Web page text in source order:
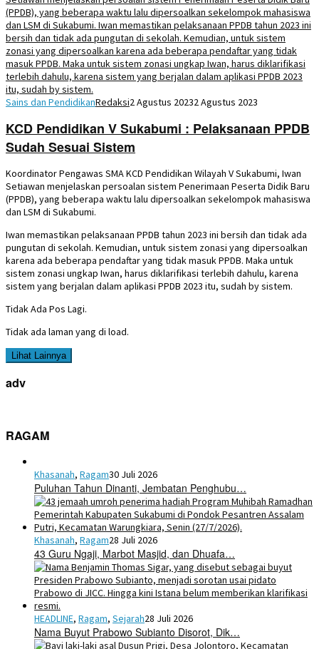
Sains dan PendidikanRedaksi2 Agustus 20232 Agustus 2023
KCD Pendidikan V Sukabumi : Pelaksanaan PPDB
Sudah Sesuai Sistem
Koordinator Pengawas SMA KCD Pendidikan Wilayah V Sukabumi, Iwan
Setiawan menjelaskan persoalan sistem Penerimaan Peserta Didik Baru
(PPDB), yang beberapa waktu lalu dipersoalkan sekelompok mahasiswa
dan LSM di Sukabumi.
Iwan memastikan pelaksanaan PPDB tahun 2023 ini bersih dan tidak ada
pungutan di sekolah. Kemudian, untuk sistem zonasi yang dipersoalkan
karena ada beberapa pendaftar yang tidak masuk PPDB. Maka untuk
sistem zonasi ungkap Iwan, harus diklarifikasi terlebih dahulu, karena
sistem yang berjalan dalam aplikasi PPDB 2023 itu, sudah by sistem.
Tidak Ada Pos Lagi.
Tidak ada laman yang di load.
Lihat Lainnya
adv
RAGAM
Khasanah, Ragam30 Juli 2026
Puluhan Tahun Dinanti, Jembatan Penghubu…
Khasanah, Ragam28 Juli 2026
43 Guru Ngaji, Marbot Masjid, dan Dhuafa…
HEADLINE, Ragam, Sejarah28 Juli 2026
Nama Buyut Prabowo Subianto Disorot, Dik…